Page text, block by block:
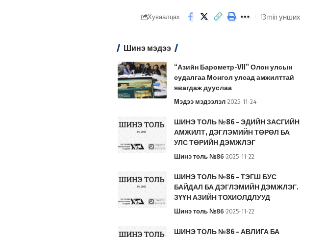
Хуваалцах 13 min унших
Шинэ мэдээ
“Азийн Барометр-VII” Олон улсын
судалгаа Монгол улсад амжилттай
явагдаж дууслаа
Мэдээ мэдээлэл 2025-11-24
ШИНЭ ТОЛЬ №86 – ЭДИЙН ЗАСГИЙН
АМЖИЛТ, ДЭГЛЭМИЙН ТӨРӨЛ БА
УЛС ТӨРИЙН ДЭМЖЛЭГ
Шинэ толь №86 2025-11-22
ШИНЭ ТОЛЬ №86 – ТЭГШ БУС
БАЙДАЛ БА ДЭГЛЭМИЙН ДЭМЖЛЭГ.
ЗҮҮН АЗИЙН ТОХИОЛДЛУУД
Шинэ толь №86 2025-11-22
ШИНЭ ТОЛЬ №86 – АВЛИГА БА